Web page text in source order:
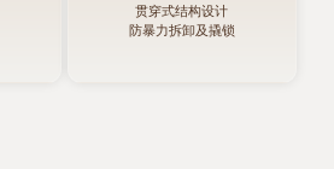
贯穿式结构设计
防暴力拆卸及撬锁